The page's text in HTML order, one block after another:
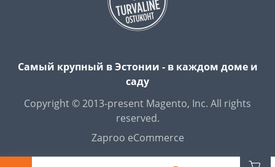
Самый крупный в Эстонии - в каждом доме и
саду
Copyright © 2013-present Magento, Inc. All rights
reserved.
Zaproo eCommerce